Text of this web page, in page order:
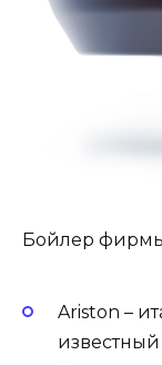
Бойлер
Ariston –